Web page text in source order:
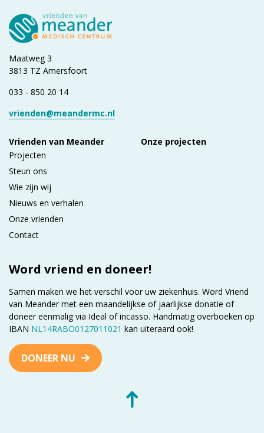
Maatweg 3
3813 TZ Amersfoort
033 - 850 20 14
vrienden@meandermc.nl
Vrienden van Meander
Projecten
Steun ons
Wie zijn wij
Nieuws en verhalen
Onze vrienden
Contact
Onze projecten
Word vriend en doneer!
Samen maken we het verschil voor uw ziekenhuis. Word Vriend
van Meander met een maandelijkse of jaarlijkse donatie of
doneer eenmalig via Ideal of incasso. Handmatig overboeken op
IBAN NL14RABO0127011021 kan uiteraard ook!
DONEER NU